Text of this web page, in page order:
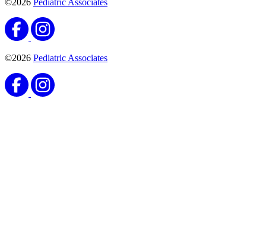
©2026 Pediatric Associates
©2026 Pediatric Associates